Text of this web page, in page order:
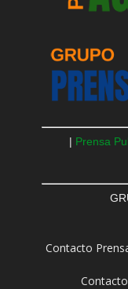
| Prensa
Contacto